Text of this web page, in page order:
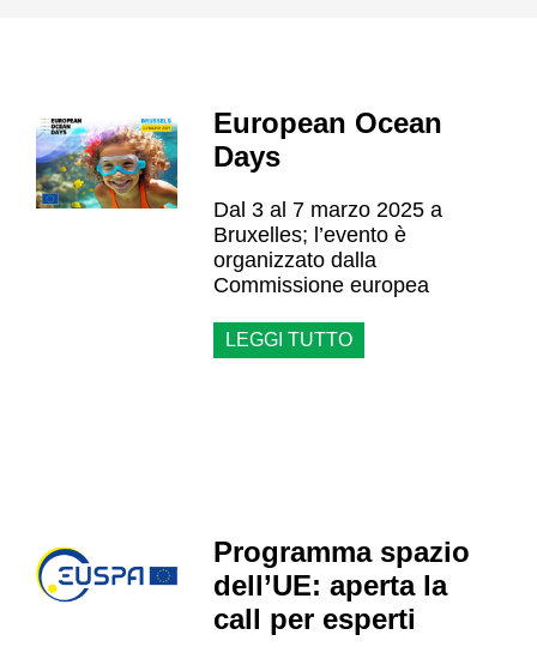
European Ocean
Days
Dal 3 al 7 marzo 2025 a
Bruxelles; l’evento è
organizzato dalla
Commissione europea
LEGGI TUTTO
Programma spazio
dell’UE: aperta la
call per esperti